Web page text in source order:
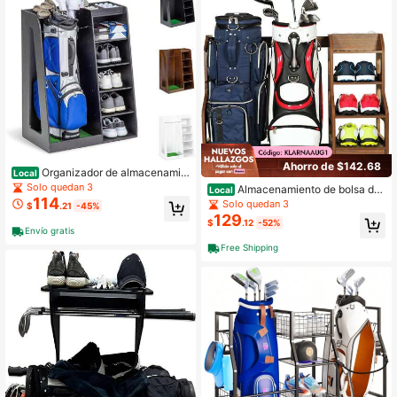
Local Organizador de almacenamie
nto de bolsas de golf para garaje
Solo quedan 3
$114.21 -45%
Envío gratis
Ahorro de $142.68
Local Almacenamiento de bolsa de
golf de madera 2 bolsas con cajone
s y estantes para garaje y sótano
Solo quedan 3
$129.12 -52%
Free Shipping